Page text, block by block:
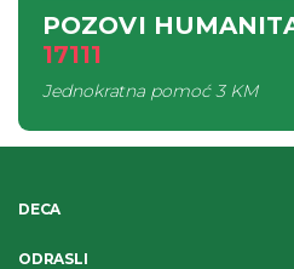
POZOVI
17111
Jednokratna pomoć3 KM
DECA
ODRASLI